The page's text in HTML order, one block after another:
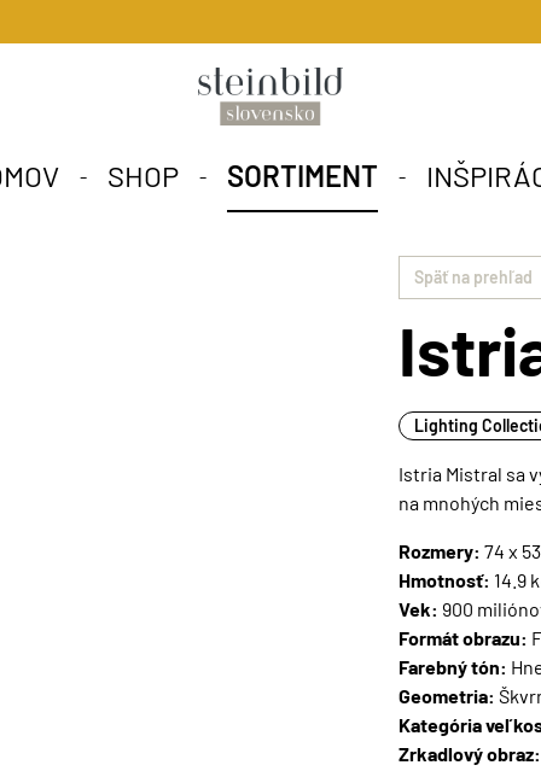
SHOP SORTIMENT
Späť na prehľad
Lighting
Istria Mistral sa
na mnohých
Rozmery: 74 x
Hmotnosť: 14.9
Vek: 900
Formát obrazu:
Farebný tón:
Geometria:
Kategória
Zrkadlový obraz: